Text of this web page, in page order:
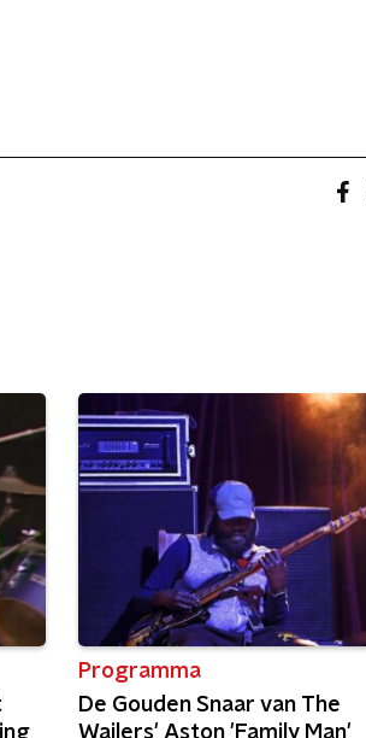
Programma
De Gouden Snaar van The
Wailers' Aston 'Family Man'